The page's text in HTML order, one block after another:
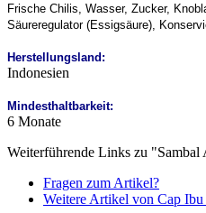
Frische Chilis, Wasser, Zucker,
Säureregulator (Essigsäure),
Herstellungsland:
Indonesien
Mindesthaltbarkeit:
6 Monate
Weiterführende Links zu
Fragen zum Artikel?
Weitere Artikel von Cap Ibu